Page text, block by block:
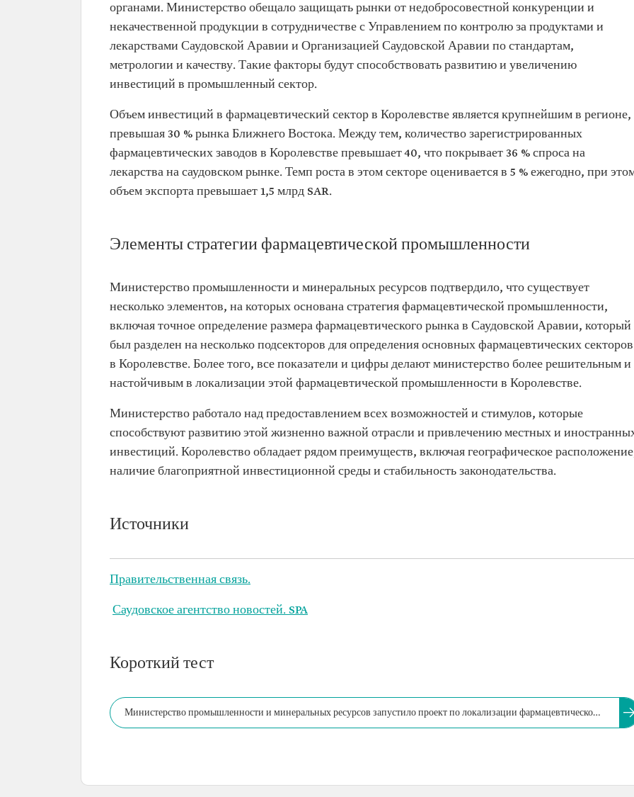
органами. Министерство обещало защищать рынки от недобросовестной конкуренции и
некачественной продукции в сотрудничестве с Управлением по контролю за продуктами и
лекарствами Саудовской Аравии и Организацией Саудовской Аравии по стандартам,
метрологии и качеству. Такие факторы будут способствовать развитию и увеличению
инвестиций в промышленный сектор.
Объем инвестиций в фармацевтический сектор в Королевстве является крупнейшим в регионе,
превышая 30 % рынка Ближнего Востока. Между тем, количество зарегистрированных
фармацевтических заводов в Королевстве превышает 40, что покрывает 36 % спроса на
лекарства на саудовском рынке. Темп роста в этом секторе оценивается в 5 % ежегодно, при
объем экспорта превышает 1,5 млрд SAR.
Элементы стратегии фармацевтической промышленности
Министерство промышленности и минеральных ресурсов подтвердило, что существует
несколько элементов, на которых основана стратегия фармацевтической промышленности,
включая точное определение размера фармацевтического рынка в Саудовской Аравии, который
был разделен на несколько подсекторов для определения основных фармацевтических секторов
в Королевстве. Более того, все показатели и цифры делают министерство более решительным и
настойчивым в локализации этой фармацевтической промышленности в Королевстве.
Министерство работало над предоставлением всех возможностей и стимулов, которые
способствуют развитию этой жизненно важной отрасли и привлечению местных и
инвестиций. Королевство обладает рядом преимуществ, включая географическое
наличие благоприятной инвестиционной среды и стабильность законодательства.
Источники
Правительственная связь.
Саудовское агентство новостей. SPA
Короткий тест
Министерство промышленности и минеральных ресурсов запустило проект по локализации фармацевтической